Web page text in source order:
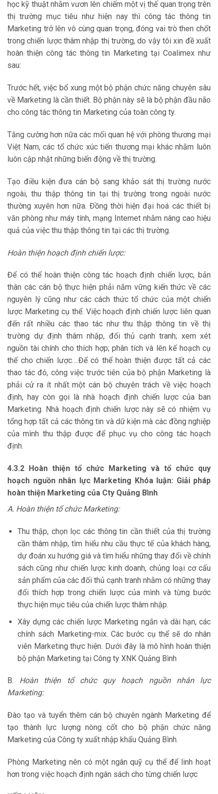
học kỹ thuật nhằm vươn lên chiếm một vị thế quan trọng trên
thị trường mục tiêu như hiện nay thì công tác thông tin
Marketing trở lên vô cùng quan trọng, đóng vai trò then chốt
trong chiến lược thâm nhập thị trường, do vậy tôi xin đề xuất
hoàn thiện công tác thông tin Marketing tại Coalimex như
sau:
Trước hết, việc bổ xung một bộ phận chức năng chuyên sâu
về Marketing là cần thiết. Bộ phận này sẽ là bộ phận đầu não
cho công tác thông tin Marketing của toàn công ty.
Tăng cường hơn nữa các mối quan hệ với phòng thương mại
Việt Nam, các tổ chức xúc tiến thương mại khác nhằm luôn
luôn cập nhật những biến động về thị trường.
Tạo điều kiện đưa cán bộ sang khảo sát thị trường nước
ngoài, thu thập thông tin tại thị trường trong ngoài nước
thường xuyên hơn nữa. Đồng thời hiện đại hoá các thiết bị
văn phòng như máy tính, mạng Internet nhằm nâng cao hiệu
quả của việc thu thập thông tin tại các thị trường.
Hoàn thiện hoạch định chiến lược:
Để có thể hoàn thiện công tác hoạch định chiến lược, bản
thân các cán bộ thực hiện phải nắm vững kiến thức về các
nguyên lý cũng như các cách thức tổ chức của một chiến
lược Marketing cụ thể. Việc hoạch định chiến lược liên quan
đến rất nhiều các thao tác như thu thập thông tin về thị
trường dự định thâm nhập, đối thủ cạnh tranh; xem xét
nguồn tài chính cho thích hợp; phân tích và lên kế hoạch cụ
thể cho chiến lược….Để có thể hoàn thiện được tất cả các
thao tác đó, công việc trước tiên của bộ phận Marketing là
phải cử ra ít nhất một cán bộ chuyên trách về việc hoạch
định, hay còn gọi là nhà hoạch định chiến lược của ban
Marketing. Nhà hoạch định chiến lược này sẽ có nhiệm vụ
tổng hợp tất cả các thông tin và dữ kiện mà các đồng nghiệp
của mình thu thập được để phục vụ cho công tác hoạch
định.
4.3.2 Hoàn thiện tổ chức Marketing và tổ chức quy
hoạch nguồn nhân lực Marketing Khóa luận: Giải pháp
hoàn thiện Marketing của Cty Quảng Bình
A. Hoàn thiện tổ chức Marketing:
Thu thập, chọn lọc các thông tin cần thiết của thị trường
cần thâm nhập, tìm hiểu nhu cầu thực tế của khách hàng,
dự đoán xu hướng giá và tìm hiểu những thay đổi về chính
sách cũng như chiến lược kinh doanh, chủng loại cơ cấu
sản phẩm của các đối thủ cạnh tranh nhằm có những thay
đổi thích hợp trong chiến lược của mình và từng bước
thực hiện mục tiêu của chiến lược thâm nhập.
Xây dựng các chiến lược Marketing ngắn và dài hạn, các
chính sách Marketing-mix. Các bước cụ thể sẽ do nhân
viên Marketing thực hiện. Dưới đây là mô hình hoàn thiện
bộ phận Marketing tại Công ty XNK Quảng Bình
B. Hoàn thiện tổ chức quy hoạch nguồn nhân lực
Marketing:
Đào tạo và tuyển thêm cán bộ chuyên ngành Marketing để
tạo thành lực lượng nòng cốt cho bộ phận chức năng
Marketing của Công ty xuất nhập khẩu Quảng Bình.
Phòng Marketing nên có một ngân quỹ cụ thể để linh hoạt
hơn trong việc hoạch định ngân sách cho từng chiến lược